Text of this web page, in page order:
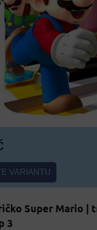
VARIANTU
Super Mario |
3